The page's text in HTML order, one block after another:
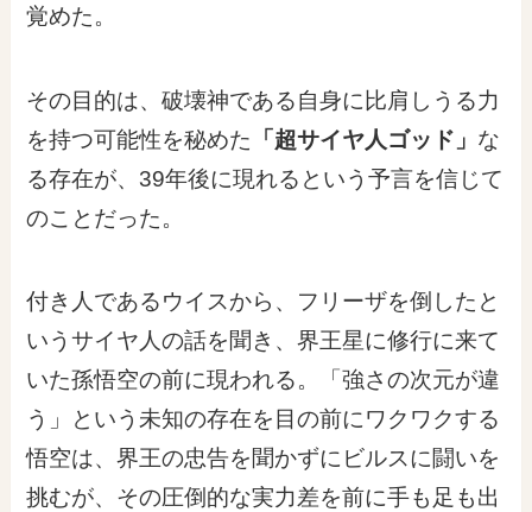
覚めた。
その目的は、破壊神である自身に比肩しうる力
を持つ可能性を秘めた
「超サイヤ人ゴッド」 な
る存在が、39年後に現れるという予言を信じて
のことだった。
付き人であるウイスから、フリーザを倒したと
いうサイヤ人の話を聞き、界王星に修行に来て
いた孫悟空の前に現われる。「強さの次元が違
う」という未知の存在を目の前にワクワクする
悟空は、界王の忠告を聞かずにビルスに闘いを
挑むが、その圧倒的な実力差を前に手も足も出